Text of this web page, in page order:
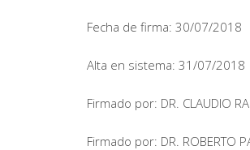
Fecha de firma: 30/07/2018
Alta en sistema: 31/07/2018
Firmado por: DR. CLAUDIO
Firmado por: DR. ROBERTO